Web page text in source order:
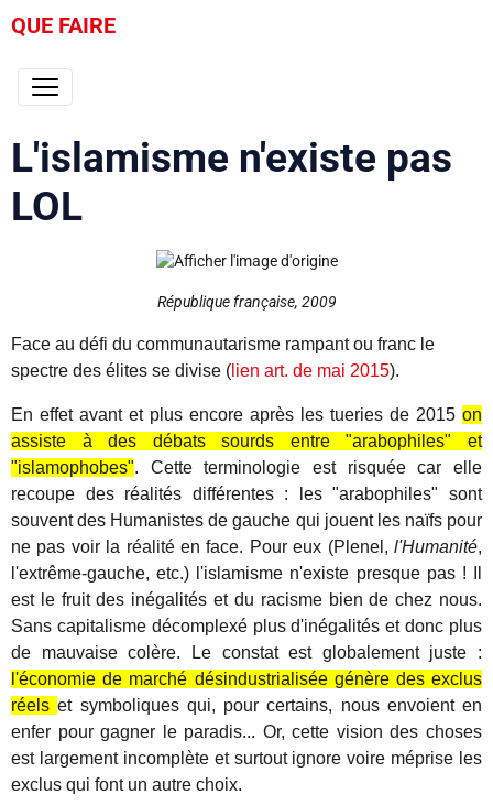
QUE FAIRE
L'islamisme n'existe pas
LOL
République française, 2009
Face au défi du communautarisme rampant ou franc le
spectre des élites se divise ( lien art. de mai 2015).
En effet avant et plus encore après les tueries de 2015 on
assiste à des débats sourds entre "arabophiles" et
"islamophobes". Cette terminologie est risquée car elle
recoupe des réalités différentes : les "arabophiles" sont
souvent des Humanistes de gauche qui jouent les naïfs pour
ne pas voir la réalité en face. Pour eux (Plenel, l'Humanité,
l'extrême-gauche, etc.) l'islamisme n'existe presque pas ! Il
est le fruit des inégalités et du racisme bien de chez nous.
Sans capitalisme décomplexé plus d'inégalités et donc plus
de mauvaise colère. Le constat est globalement juste :
l'économie de marché désindustrialisée génère des exclus
réelset symboliques qui, pour certains, nous envoient en
enfer pour gagner le paradis... Or, cette vision des choses
est largement incomplète et surtout ignore voire méprise les
exclus qui font un autre choix.